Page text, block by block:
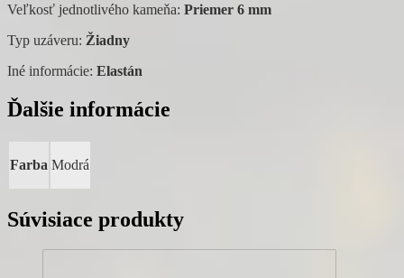
Veľkosť jednotlivého kameňa: Priemer 6 mm
Typ uzáveru: Žiadny
Iné informácie: Elastán
Ďalšie informácie
Farba Modrá
Súvisiace produkty